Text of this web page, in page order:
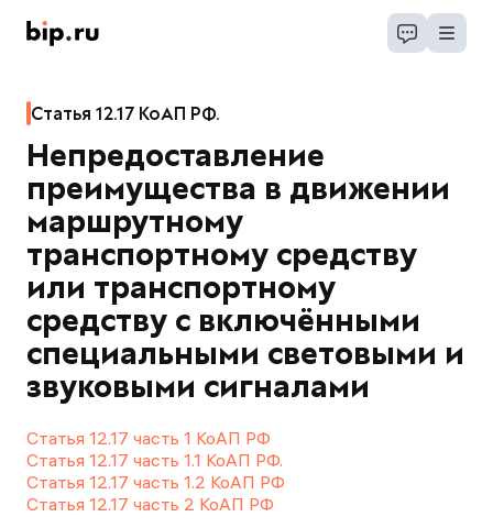
Статья 12.17 КоАП РФ.
Непредоставление
преимущества в движении
маршрутному
транспортному средству
или транспортному
средству с включёнными
специальными световыми и
звуковыми сигналами
Статья 12.17 часть 1 КоАП РФ
Статья 12.17 часть 1.1 КоАП РФ.
Статья 12.17 часть 1.2 КоАП РФ
Статья 12.17 часть 2 КоАП РФ